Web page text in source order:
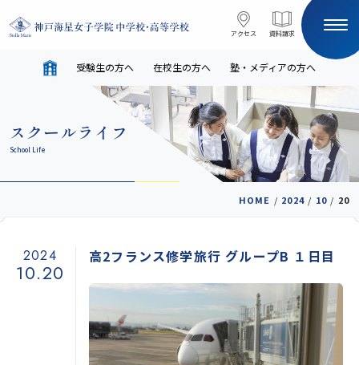
アクセス 資料請求
アクセス 資料請求
HOME
在校生の方へ
受験生の方へ 在校生の方へ 塾・メディアの方へ
スクールライフ
School Life
HOME / 2024 / 10 / 20
2024
10.20
高2フランス修学旅行 グループB １日目